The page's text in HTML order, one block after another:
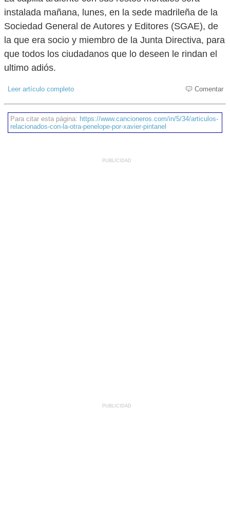
instalada mañana, lunes, en la sede madrileña de la
Sociedad General de Autores y Editores (SGAE), de
la que era socio y miembro de la Junta Directiva, para
que todos los ciudadanos que lo deseen le rindan el
ultimo adiós.
Leer artículo completo Comentar
Para citar esta página: https://www.cancioneros.com/in/5/34/articulos-
relacionados-con-la-otra-penelope-por-xavier-pintanel
PUBLICIDAD
PUBLICIDAD